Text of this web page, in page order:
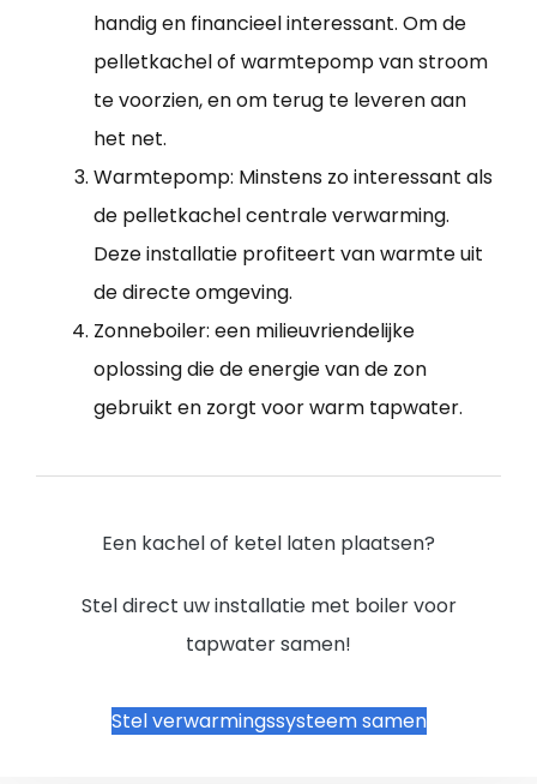
handig en financieel interessant. Om de
pelletkachel of warmtepomp van stroom
te voorzien, en om terug te leveren aan
het net.
Warmtepomp: Minstens zo interessant als
de pelletkachel centrale verwarming.
Deze installatie profiteert van warmte uit
de directe omgeving.
Zonneboiler: een milieuvriendelijke
oplossing die de energie van de zon
gebruikt en zorgt voor warm tapwater.
Een kachel of ketel laten plaatsen?
Stel direct uw installatie met boiler voor
tapwater samen!
Stel verwarmingssysteem samen